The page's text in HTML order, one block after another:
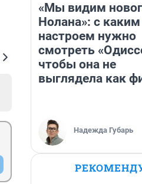
«Мы видим
Нолана»: с каким
настроем нужно
смотреть
чтобы она не
выглядела как
Надежда Губарь